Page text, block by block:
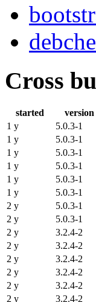
Cross
started version
1 y
5.0.3-1
1 y
5.0.3-1
1 y
5.0.3-1
1 y
5.0.3-1
1 y
5.0.3-1
1 y
5.0.3-1
2 y
5.0.3-1
2 y
5.0.3-1
2 y
3.2.4-2
2 y
3.2.4-2
2 y
3.2.4-2
2 y
3.2.4-2
2 y
3.2.4-2
2 y
3.2.4-2